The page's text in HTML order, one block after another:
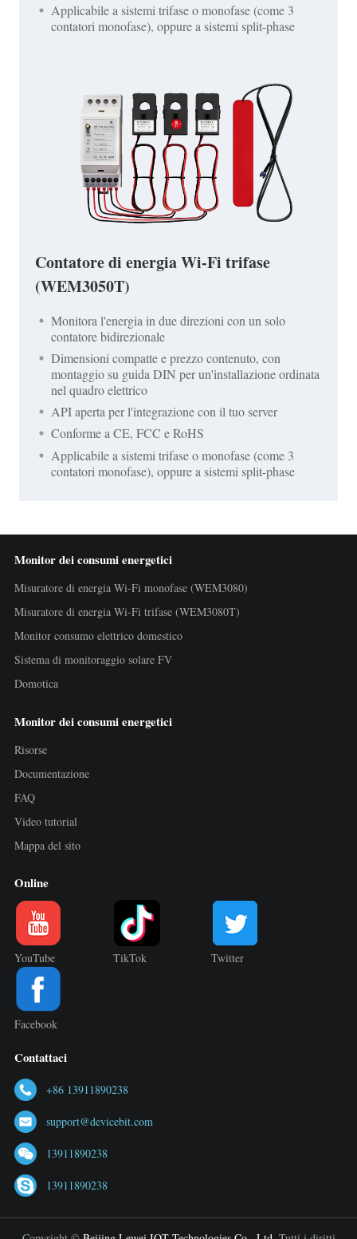
Applicabile a sistemi trifase o monofase (come 3
contatori monofase), oppure a sistemi split-phase
Contatore di energia Wi-Fi trifase
(WEM3050T)
Monitora l'energia in due direzioni con un solo
contatore bidirezionale
Dimensioni compatte e prezzo contenuto, con
montaggio su guida DIN per un'installazione ordinata
nel quadro elettrico
API aperta per l'integrazione con il tuo server
Conforme a CE, FCC e RoHS
Applicabile a sistemi trifase o monofase (come 3
contatori monofase), oppure a sistemi split-phase
Monitor dei consumi energetici
Misuratore di energia Wi-Fi monofase (WEM3080)
Misuratore di energia Wi-Fi trifase (WEM3080T)
Monitor consumo elettrico domestico
Sistema di monitoraggio solare FV
Domotica
Monitor dei consumi energetici
Risorse
Documentazione
FAQ
Video tutorial
Mappa del sito
Online
YouTube TikTok Twitter
Facebook
Contattaci
+86 13911890238
support@devicebit.com
13911890238
13911890238